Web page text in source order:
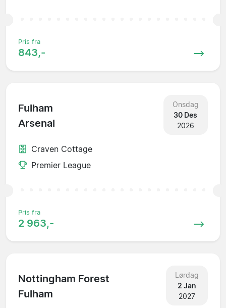
Pris fra
843,-
Fulham
Arsenal
Onsdag
30 Des
2026
Craven Cottage
Premier League
Pris fra
2 963,-
Nottingham Forest
Fulham
Lørdag
2 Jan
2027